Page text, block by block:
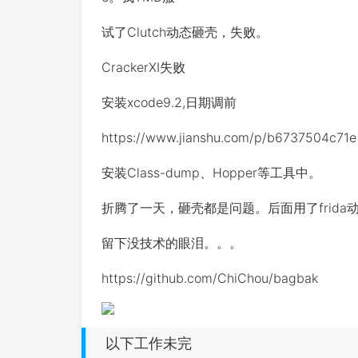
试了Clutch动态砸壳，失败。
CrackerXI失败
安装xcode9.2,日期调前
https://www.jianshu.com/p/b6737504c71e
安装Class-dump、Hopper等工具中。
折腾了一天，砸壳都是问题。后面用了frida
留下没技术的眼泪。。。
https://github.com/ChiChou/bagbak
以下工作未完